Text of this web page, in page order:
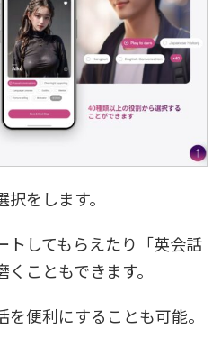
をします。
トしてもらえたり「英会話
こともできます。
を便利にすることも可能。